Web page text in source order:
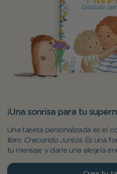
¡Una sonrisa para tu
Una tarjeta personalizada es el
libro Creciendo Juntos. Es una
tu mensaje y darle una alegría